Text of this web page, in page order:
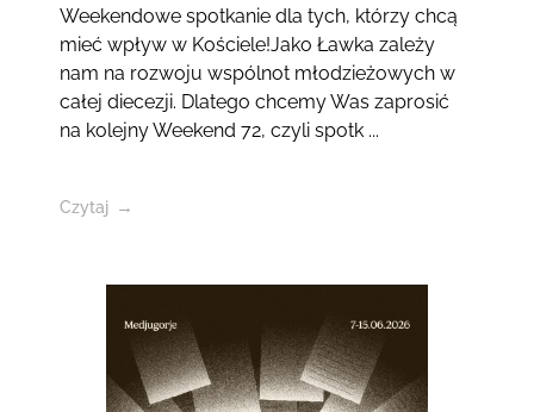
Weekendowe spotkanie dla tych, którzy chcą
mieć wpływ w Kościele!Jako Ławka zależy
nam na rozwoju wspólnot młodzieżowych w
całej diecezji. Dlatego chcemy Was zaprosić
na kolejny Weekend 72, czyli spotk ...
Czytaj